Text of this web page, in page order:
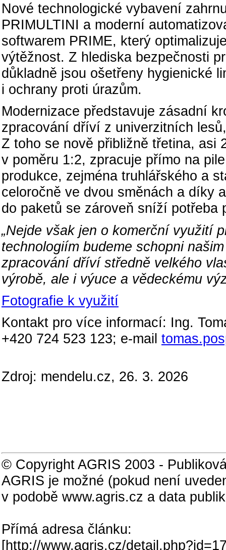
Nové technologické vybavení
PRIMULTINI a moderní
softwarem PRIME, který
výtěžnost. Z hlediska bezpečnosti
důkladně jsou ošetřeny hygienické
i ochrany proti úrazům.
Modernizace představuje zásadní
zpracování dříví z univerzitních
Z toho se nově přibližně třetina, asi
v poměru 1:2, zpracuje přímo na
produkce, zejména truhlářského a
celoročně ve dvou směnách a díky
do paketů se zároveň sníží potřeba
„Nejde však jen o komerční využití
technologiím budeme schopni
zpracování dříví středně velkého
výrobě, ale i výuce a vědeckému
Fotografie k využití
Kontakt pro více informací: Ing.
+420 724 523 123; e-mail
Zdroj: mendelu.cz, 26. 3. 2026
© Copyright AGRIS 2003 -
AGRIS je možné (pokud není
v podobě www.agris.cz a data
Přímá adresa článku:
[http://www.agris.cz/